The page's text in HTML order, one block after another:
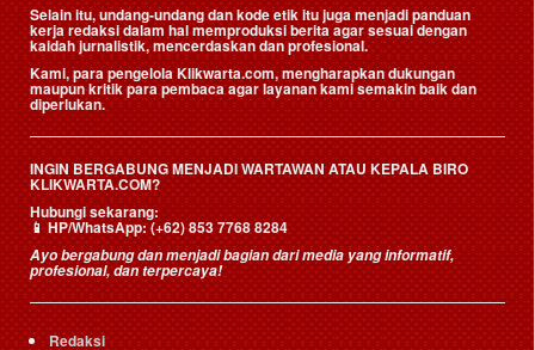
Selain itu, undang-undang dan kode etik itu juga menjadi panduan
kerja redaksi dalam hal memproduksi berita agar sesuai dengan
kaidah jurnalistik, mencerdaskan dan profesional.
Kami, para pengelola Klikwarta.com, mengharapkan dukungan
maupun kritik para pembaca agar layanan kami semakin baik dan
diperlukan.
INGIN BERGABUNG MENJADI WARTAWAN ATAU KEPALA BIRO
KLIKWARTA.COM?
Hubungi sekarang:
📱HP/WhatsApp:(+62) 853 7768 8284
Ayo bergabung dan menjadi bagian dari media yang informatif,
profesional, dan terpercaya!
Redaksi